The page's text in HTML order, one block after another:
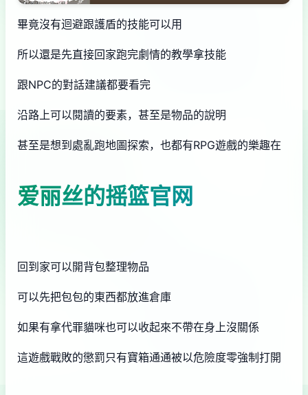
畢竟沒有迴避跟護盾的技能可以用
所以還是先直接回家跑完劇情的教學拿技能
跟NPC的對話建議都要看完
沿路上可以閱讀的要素，甚至是物品的說明
甚至是想到處亂跑地圖探索，也都有RPG遊戲的樂趣在
爱丽丝的摇篮官网
回到家可以開背包整理物品
可以先把包包的東西都放進倉庫
如果有拿代罪貓咪也可以收起來不帶在身上沒關係
這遊戲戰敗的懲罰只有寶箱通通被以危險度零強制打開